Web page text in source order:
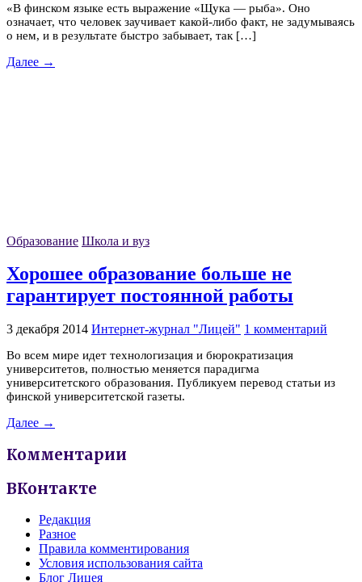
«В финском языке есть выражение «Щука — рыба». Оно
означает, что человек заучивает какой-либо факт, не задумываясь
о нем, и в результате быстро забывает, так […]
Далее →
Образование Школа и вуз
Хорошее образование больше не
гарантирует постоянной работы
3 декабря 2014 Интернет-журнал "Лицей" 1 комментарий
Во всем мире идет технологизация и бюрократизация
университетов, полностью меняется парадигма
университетского образования. Публикуем перевод статьи из
финской университетской газеты.
Далее →
Комментарии
ВКонтакте
Редакция
Разное
Правила комментирования
Условия использования сайта
Блог Лицея